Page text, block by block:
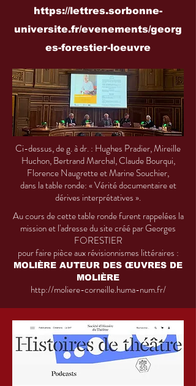
https://lettres.sorbonne-
universite.fr/evenements/georg
es-forestier-loeuvre
Ci-dessus, de g. à dr. : Hughes Pradier, Mireille
Huchon, Bertrand Marchal, Claude Bourqui,
Florence Naugrette et Marine Souchier,
dans la table ronde: « Vérité documentaire et
dérives interprétatives ».
Au cours de cette table ronde furent rappelées la
mission et l'adresse du site créé par Georges
FORESTIER
pour faire pièce aux révisionnismes littéraires :
MOLIÈRE AUTEUR DES ŒUVRES DE
MOLIÈRE
http://moliere-corneille.huma-num.fr/